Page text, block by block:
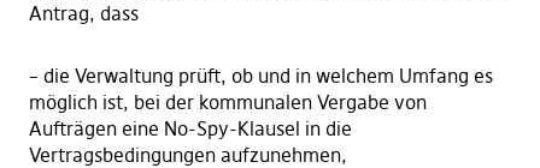
Antrag, dass
– die Verwaltung prüft, ob und in welchem Umfang es
möglich ist, bei der kommunalen Vergabe von
Aufträgen eine No-Spy-Klausel in die
Vertragsbedingungen aufzunehmen,